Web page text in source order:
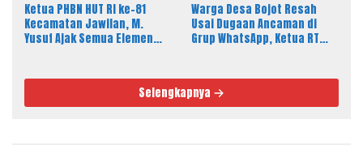
Ketua PHBN HUT RI ke-81
Kecamatan Jawilan, M.
Yusuf Ajak Semua Elemen
Warga Desa Bojot Resah
Usai Dugaan Ancaman di
Grup WhatsApp, Ketua RT
Selengkapnya